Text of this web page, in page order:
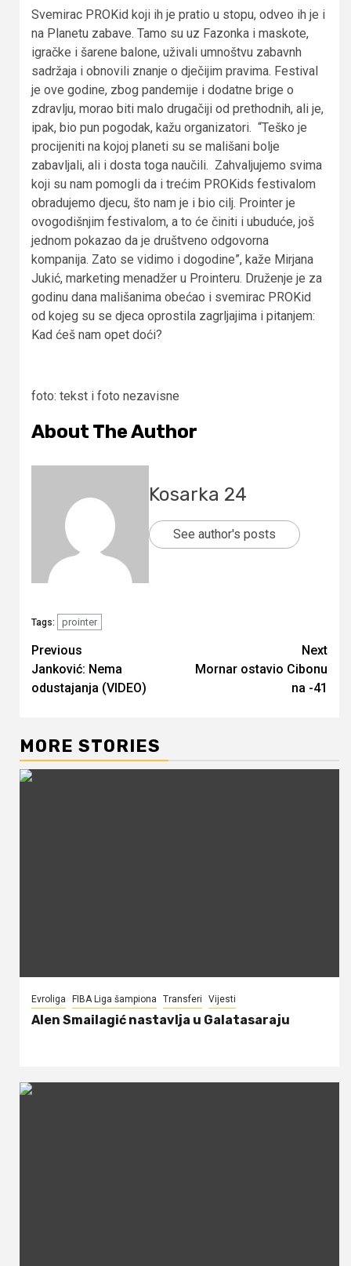
Svemirac PROKid koji ih je pratio u stopu, odveo ih je i
na Planetu zabave. Tamo su uz Fazonka i maskote,
igračke i šarene balone, uživali umnoštvu zabavnh
sadržaja i obnovili znanje o dječijim pravima. Festival
je ove godine, zbog pandemije i dodatne brige o
zdravlju, morao biti malo drugačiji od prethodnih, ali je,
ipak, bio pun pogodak, kažu organizatori. “Teško je
procijeniti na kojoj planeti su se mališani bolje
zabavljali, ali i dosta toga naučili. Zahvaljujemo svima
koji su nam pomogli da i trećim PROKids festivalom
obradujemo djecu, što nam je i bio cilj. Prointer je
ovogodišnjim festivalom, a to će činiti i ubuduće, još
jednom pokazao da je društveno odgovorna
kompanija. Zato se vidimo i dogodine”, kaže Mirjana
Jukić, marketing menadžer u Prointeru. Druženje je za
godinu dana mališanima obećao i svemirac PROKid
od kojeg su se djeca oprostila zagrljajima i pitanjem:
Kad ćeš nam opet doći?
foto: tekst i foto nezavisne
About The Author
Kosarka 24
See author's posts
Tags: prointer
Continue
Reading
Previous
Janković: Nema
odustajanja (VIDEO)
Next
Mornar ostavio Cibonu
na -41
MORE STORIES
Evroliga FIBA Liga šampiona Transferi Vijesti
Alen Smailagić nastavlja u Galatasaraju